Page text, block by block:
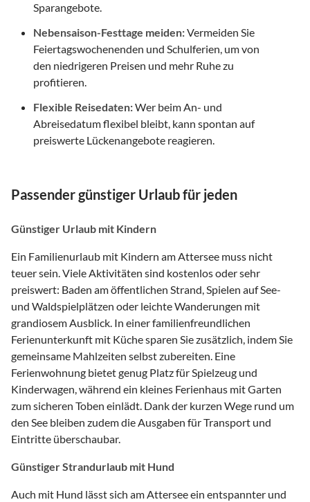
Sparangebote.
Nebensaison-Festtage meiden:Vermeiden Sie
Feiertagswochenenden und Schulferien, um von
den niedrigeren Preisen und mehr Ruhe zu
profitieren.
Flexible Reisedaten:Wer beim An- und
Abreisedatum flexibel bleibt, kann spontan auf
preiswerte Lückenangebote reagieren.
Passender günstiger Urlaub für jeden
Günstiger Urlaub mit Kindern
Ein Familienurlaub mit Kindern am Attersee muss nicht
teuer sein. Viele Aktivitäten sind kostenlos oder sehr
preiswert: Baden am öffentlichen Strand, Spielen auf See-
und Waldspielplätzen oder leichte Wanderungen mit
grandiosem Ausblick. In einer familienfreundlichen
Ferienunterkunft mit Küche sparen Sie zusätzlich, indem Sie
gemeinsame Mahlzeiten selbst zubereiten. Eine
Ferienwohnung bietet genug Platz für Spielzeug und
Kinderwagen, während ein kleines Ferienhaus mit Garten
zum sicheren Toben einlädt. Dank der kurzen Wege rund um
den See bleiben zudem die Ausgaben für Transport und
Eintritte überschaubar.
Günstiger Strandurlaub mit Hund
Auch mit Hund lässt sich am Attersee ein entspannter und